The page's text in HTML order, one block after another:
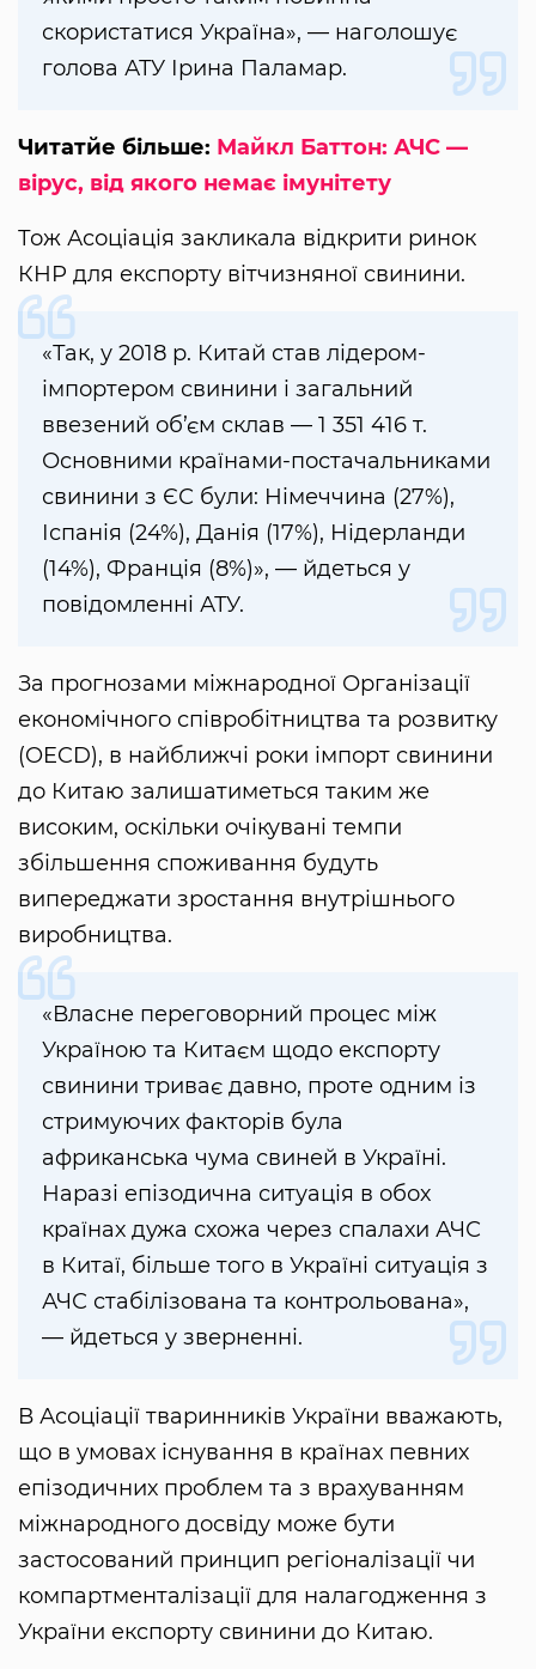
скористатися Україна», — наголошує
голова АТУ Ірина Паламар.
Читатйе більше: Майкл Баттон: АЧС —
вірус, від якого немає імунітету
Тож Асоціація закликала відкрити ринок
КНР для експорту вітчизняної свинини.
«Так, у 2018 р. Китай став лідером-
імпортером свинини і загальний
ввезений об’єм склав — 1 351 416 т.
Основними країнами-постачальниками
свинини з ЄС були: Німеччина (27%),
Іспанія (24%), Данія (17%), Нідерланди
(14%), Франція (8%)», — йдеться у
повідомленні АТУ.
За прогнозами міжнародної Організації
економічного співробітництва та розвитку
(OECD), в найближчі роки імпорт свинини
до Китаю залишатиметься таким же
високим, оскільки очікувані темпи
збільшення споживання будуть
випереджати зростання внутрішнього
виробництва.
«Власне переговорний процес між
Україною та Китаєм щодо експорту
свинини триває давно, проте одним із
стримуючих факторів була
африканська чума свиней в Україні.
Наразі епізодична ситуація в обох
країнах дужа схожа через спалахи АЧС
в Китаї, більше того в Україні ситуація з
АЧС стабілізована та контрольована»,
— йдеться у зверненні.
В Асоціації тваринників України вважають,
що в умовах існування в країнах певних
епізодичних проблем та з врахуванням
міжнародного досвіду може бути
застосований принцип регіоналізації чи
компартменталізації для налагодження з
України експорту свинини до Китаю.